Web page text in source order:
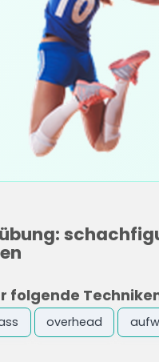
folgende
overhead